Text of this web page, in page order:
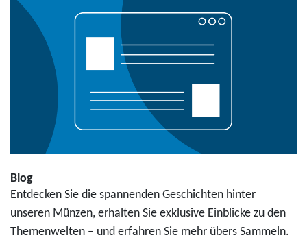
Blog
Entdecken Sie die spannenden Geschichten hinter
unseren Münzen, erhalten Sie exklusive Einblicke zu den
Themenwelten – und erfahren Sie mehr übers Sammeln.